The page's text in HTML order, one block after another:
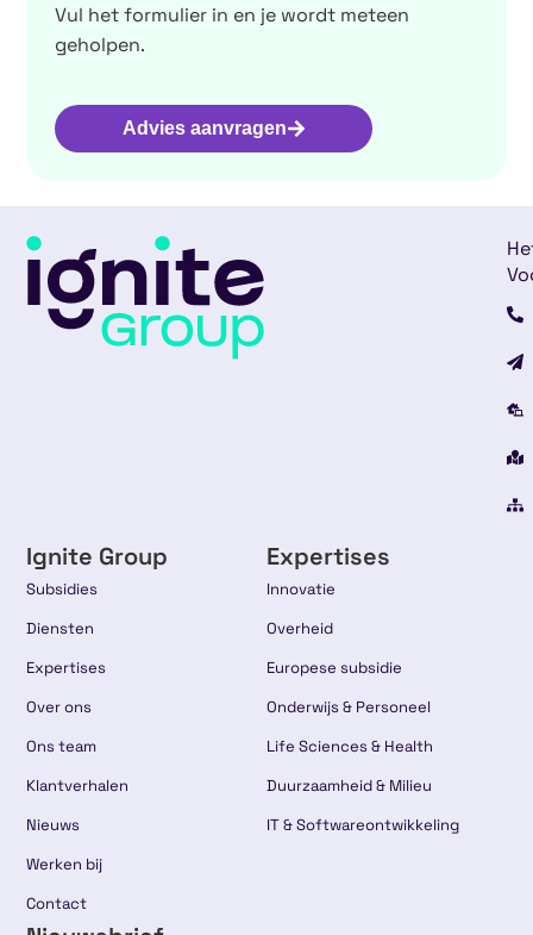
Vul het formulier in en je wordt meteen
geholpen.
Advies aanvragen
Ignite Group
Subsidies
Diensten
Expertises
Over ons
Ons team
Klantverhalen
Nieuws
Werken bij
Contact
Expertises
Innovatie
Overheid
Europese subsidie
Onderwijs & Personeel
Life Sciences & Health
Duurzaamheid & Milieu
IT & Softwareontwikkeling